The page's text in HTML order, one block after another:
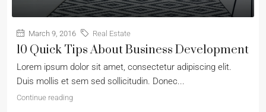
March 9, 2016 Real Estate
10 Quick Tips About Business Development
Lorem ipsum dolor sit amet, consectetur adipiscing elit.
Duis mollis et sem sed sollicitudin. Donec...
Continue reading